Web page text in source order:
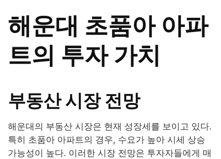
해운대 초품아 아파
트의 투자 가치
부동산 시장 전망
해운대의 부동산 시장은 현재 성장세를 보이고 있다.
특히 초품아 아파트의 경우, 수요가 높아 시세 상승
가능성이 높다. 이러한 시장 전망은 투자자들에게 매